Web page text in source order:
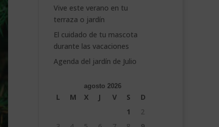
Vive este verano en tu
terraza o jardín
El cuidado de tu mascota
durante las vacaciones
Agenda del jardín de Julio
agosto 2026
L M X J V S
D
1
2